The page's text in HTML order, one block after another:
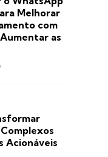
Melhorar
com
as
Acionáveis